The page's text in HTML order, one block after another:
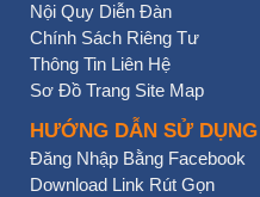
Nội Quy Diễn Đàn
Chính Sách Riêng Tư
Thông Tin Liên Hệ
Sơ Đồ Trang Site Map
HƯỚNG DẪN SỬ DỤNG
Đăng Nhập Bằng Facebook
Download Link Rút Gọn